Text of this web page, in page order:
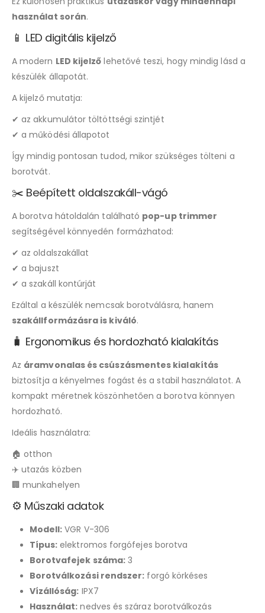
használat során.
📱 LED digitális kijelző
A modern LED kijelző lehetővé teszi, hogy mindig lásd a
készülék állapotát.
A kijelző mutatja:
✔ az akkumulátor töltöttségi szintjét
✔ a működési állapotot
Így mindig pontosan tudod, mikor szükséges tölteni a
borotvát.
✂️ Beépített oldalszakáll-vágó
A borotva hátoldalán található pop-up trimmer
segítségével könnyedén formázhatod:
✔ az oldalszakállat
✔ a bajuszt
✔ a szakáll kontúrját
Ezáltal a készülék nemcsak borotválásra, hanem
szakállformázásra is kiváló.
🧳 Ergonomikus és hordozható kialakítás
Az áramvonalas és csúszásmentes kialakítás
biztosítja a kényelmes fogást és a stabil használatot. A
kompakt méretnek köszönhetően a borotva könnyen
hordozható.
Ideális használatra:
🏠 otthon
✈️ utazás közben
🏢 munkahelyen
⚙️ Műszaki adatok
Modell: VGR V-306
Típus: elektromos forgófejes borotva
Borotvafejek száma: 3
Borotválkozási rendszer: forgó körkéses
Vízállóság: IPX7
Használat: nedves és száraz borotválkozás